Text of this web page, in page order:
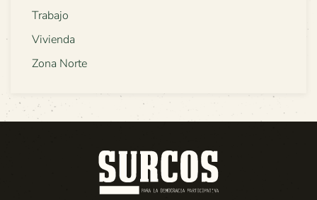
Trabajo
Vivienda
Zona Norte